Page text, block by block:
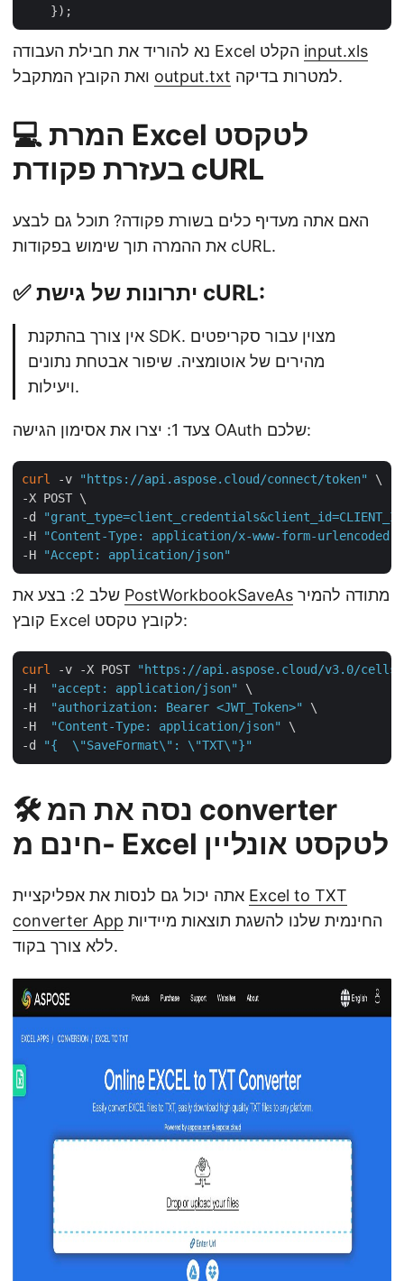
input.xls
output.txt למטרות בדיקה.
💻 המרת Excel לטקסט
בעזרת פקודת cURL
האם אתה מעדיף כלים בשורת פקודה? תוכל גם לבצע
את ההמרה תוך שימוש בפקודות cURL.
✅ יתרונות של גישת cURL:
אין צורך בהתקנת SDK. מצוין עבור סקריפטים
מהירים של אוטומציה. שיפור אבטחת נתונים
ויעילות.
צעד 1: יצרו את אסימון הגישה OAuth שלכם:
curl -v "https://api.aspose.cloud/connect/token"
\
-X POST \
-d
-H
"Content-Type: application/x-www-form-urlencoded"
-H
"Accept: application/json"
PostWorkbookSaveAs
קובץ Excel לקובץ טקסט:
curl -v -X POST
"https://api.aspose.cloud/v3.0/cells/
-H
"accept: application/json"
\
-H
"authorization: Bearer <JWT_Token>"
\
-H
"Content-Type: application/json"
\
-d
"{  \"SaveFormat\": \"TXT\"}"
🛠️ נסה את המ converter
חינם מ- Excel לטקסט אונליין
Excel to TXT
converter App
ללא צורך בקוד.